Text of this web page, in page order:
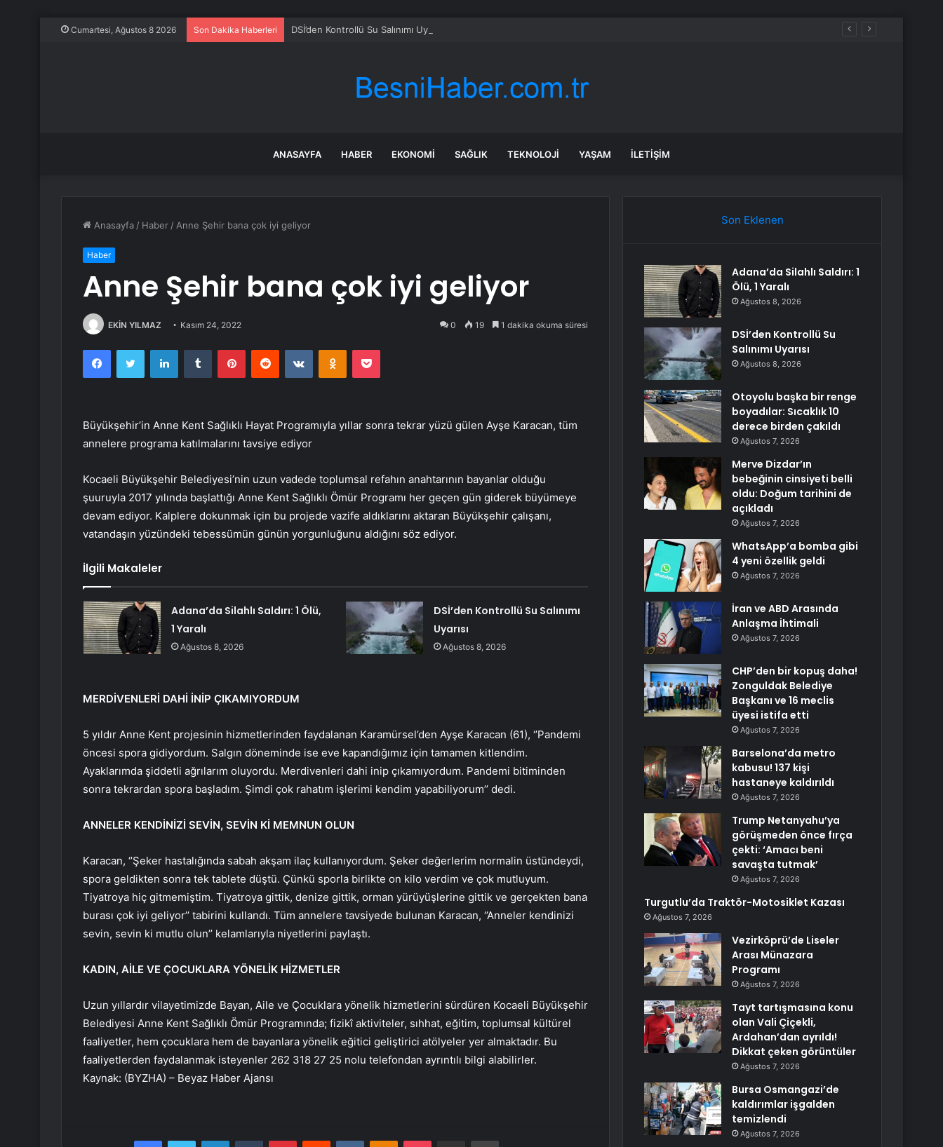
Cumartesi, Ağustos 8 2026 Son Dakika Haberleri DSİ’den Kontrollü Su Salınımı Uyarısı
ANASAYFA HABER EKONOMI SAĞLIK TEKNOLOJI YAŞAM İLETIŞIM
Anasayfa / Haber / Anne Şehir bana çok iyi geliyor
Haber
Anne Şehir bana çok iyi geliyor
EKİN YILMAZ Kasım 24, 2022 0 19 1 dakika okuma süresi
FacebookTwitter LinkedInTumblr PinterestReddit VKontakteOdnoklassniki
Pocket
Büyükşehir’in Anne Kent Sağlıklı Hayat Programıyla yıllar sonra tekrar yüzü gülen Ayşe Karacan, tüm
annelere programa katılmalarını tavsiye ediyor
Kocaeli Büyükşehir Belediyesi’nin uzun vadede toplumsal refahın anahtarının bayanlar olduğu
şuuruyla 2017 yılında başlattığı Anne Kent Sağlıklı Ömür Programı her geçen gün giderek büyümeye
devam ediyor. Kalplere dokunmak için bu projede vazife aldıklarını aktaran Büyükşehir çalışanı,
vatandaşın yüzündeki tebessümün günün yorgunluğunu aldığını söz ediyor.
İlgili Makaleler
Adana’da Silahlı Saldırı: 1 Ölü,
1 Yaralı
Ağustos 8, 2026
DSİ’den Kontrollü Su Salınımı
Uyarısı
Ağustos 8, 2026
MERDİVENLERİ DAHİ İNİP ÇIKAMIYORDUM
5 yıldır Anne Kent projesinin hizmetlerinden faydalanan Karamürsel’den Ayşe Karacan (61), ‘’Pandemi
öncesi spora gidiyordum. Salgın döneminde ise eve kapandığımız için tamamen kitlendim.
Ayaklarımda şiddetli ağrılarım oluyordu. Merdivenleri dahi inip çıkamıyordum. Pandemi bitiminden
sonra tekrardan spora başladım. Şimdi çok rahatım işlerimi kendim yapabiliyorum’’ dedi.
ANNELER KENDİNİZİ SEVİN, SEVİN Kİ MEMNUN OLUN
Karacan, ‘’Şeker hastalığında sabah akşam ilaç kullanıyordum. Şeker değerlerim normalin üstündeydi,
spora geldikten sonra tek tablete düştü. Çünkü sporla birlikte on kilo verdim ve çok mutluyum.
Tiyatroya hiç gitmemiştim. Tiyatroya gittik, denize gittik, orman yürüyüşlerine gittik ve gerçekten bana
burası çok iyi geliyor’’ tabirini kullandı. Tüm annelere tavsiyede bulunan Karacan, ‘’Anneler kendinizi
sevin, sevin ki mutlu olun’’ kelamlarıyla niyetlerini paylaştı.
KADIN, AİLE VE ÇOCUKLARA YÖNELİK HİZMETLER
Uzun yıllardır vilayetimizde Bayan, Aile ve Çocuklara yönelik hizmetlerini sürdüren Kocaeli Büyükşehir
Belediyesi Anne Kent Sağlıklı Ömür Programında; fizikî aktiviteler, sıhhat, eğitim, toplumsal kültürel
faaliyetler, hem çocuklara hem de bayanlara yönelik eğitici geliştirici atölyeler yer almaktadır. Bu
faaliyetlerden faydalanmak isteyenler 262 318 27 25 nolu telefondan ayrıntılı bilgi alabilirler.
Kaynak: (BYZHA) – Beyaz Haber Ajansı
FacebookTwitter LinkedInTumblr PinterestReddit VKontakteOdnoklassniki
Pocket E-Posta ile paylaş Yazdır
Son Eklenen
Adana’da Silahlı Saldırı: 1
Ölü, 1 Yaralı
Ağustos 8, 2026
DSİ’den Kontrollü Su
Salınımı Uyarısı
Ağustos 8, 2026
Otoyolu başka bir renge
boyadılar: Sıcaklık 10
derece birden çakıldı
Ağustos 7, 2026
Merve Dizdar’ın
bebeğinin cinsiyeti belli
oldu: Doğum tarihini de
açıkladı
Ağustos 7, 2026
WhatsApp’a bomba gibi
4 yeni özellik geldi
Ağustos 7, 2026
İran ve ABD Arasında
Anlaşma İhtimali
Ağustos 7, 2026
CHP’den bir kopuş daha!
Zonguldak Belediye
Başkanı ve 16 meclis
üyesi istifa etti
Ağustos 7, 2026
Barselona’da metro
kabusu! 137 kişi
hastaneye kaldırıldı
Ağustos 7, 2026
Trump Netanyahu’ya
görüşmeden önce fırça
çekti: ‘Amacı beni
savaşta tutmak’
Ağustos 7, 2026
Turgutlu’da Traktör-Motosiklet Kazası
Ağustos 7, 2026
Vezirköprü’de Liseler
Arası Münazara
Programı
Ağustos 7, 2026
Tayt tartışmasına konu
olan Vali Çiçekli,
Ardahan’dan ayrıldı!
Dikkat çeken görüntüler
Ağustos 7, 2026
Bursa Osmangazi’de
kaldırımlar işgalden
temizlendi
Ağustos 7, 2026